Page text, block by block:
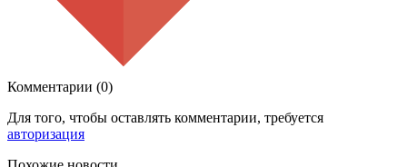
Комментарии (0)
Для того, чтобы оставлять комментарии, требуется
авторизация